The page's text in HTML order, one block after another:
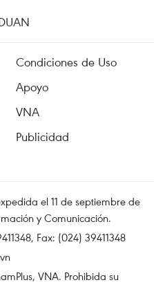
Condiciones de Uso
Apoyo
VNA
Publicidad
el 11 de septiembre de
y Comunicación.
Fax: (024) 39411348
VNA. Prohibida su